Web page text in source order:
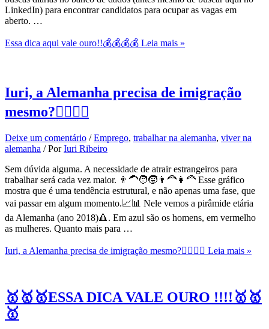
LinkedIn) para encontrar candidatos para ocupar as vagas em
aberto. …
Essa dica aqui vale ouro!!💰💰💰💰 Leia mais »
Iuri, a Alemanha precisa de imigração
mesmo?🤷‍♀️🤷‍♂️
Deixe um comentário /Emprego, trabalhar na alemanha, viver na
alemanha / PorIuri Ribeiro
Sem dúvida alguma. A necessidade de atrair estrangeiros para
trabalhar será cada vez maior. 👨‍🦱🧑🧒👨‍🦰👩‍🦰 Esse gráfico
mostra que é uma tendência estrutural, e não apenas uma fase, que
vai passar em algum momento.📈📊 Nele vemos a pirâmide etária
da Alemanha (ano 2018)🔺. Em azul são os homens, em vermelho
as mulheres. Quanto mais para …
Iuri, a Alemanha precisa de imigração mesmo?🤷‍♀️🤷‍♂️ Leia mais »
🥇🥇🥇ESSA DICA VALE OURO !!!!🥇🥇
🥇